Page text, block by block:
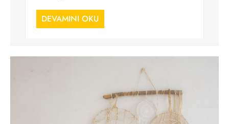
DEVAMINI OKU